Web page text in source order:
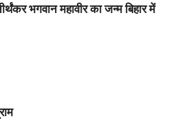
भगवान महावीर का जन्म बिहार में